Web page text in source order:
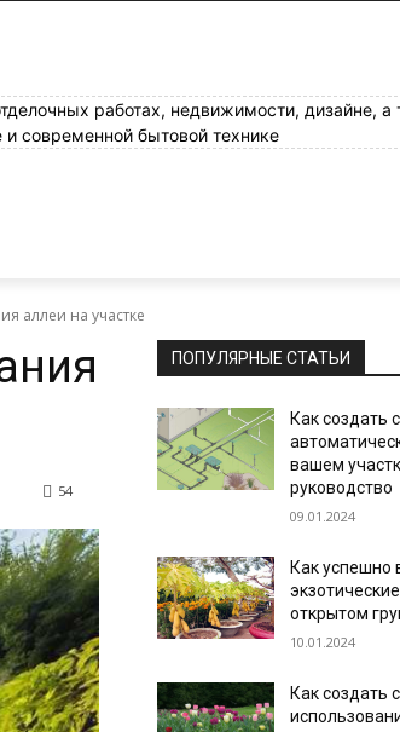
работах, недвижимости, дизайне, а
и современной бытовой технике
аллеи на участке
54
ПОПУЛЯРНЫЕ СТАТЬИ
Как создать
вашем
руководство
09.01.2024
Как успешно
открытом
10.01.2024
Как создать